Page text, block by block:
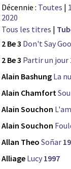
Décennie : Toutes |
2020
Tous les titres |
2 Be 3 Don't Say
2 Be 3 Partir un jour
Alain Bashung La
Alain Chamfort
Alain Souchon
Alain Souchon
Allan Theo Soñar
Alliage Lucy 1997